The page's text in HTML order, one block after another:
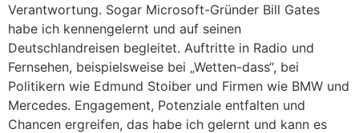
Verantwortung. Sogar Microsoft-Gründer Bill Gates
habe ich kennengelernt und auf seinen
Deutschlandreisen begleitet. Auftritte in Radio und
Fernsehen, beispielsweise bei „Wetten-dass“, bei
Politikern wie Edmund Stoiber und Firmen wie BMW und
Mercedes. Engagement, Potenziale entfalten und
Chancen ergreifen, das habe ich gelernt und kann es